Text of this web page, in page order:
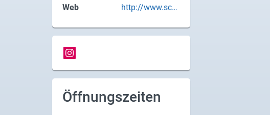
ol.com
Web
http://www.schl
e
Öffnungszeiten